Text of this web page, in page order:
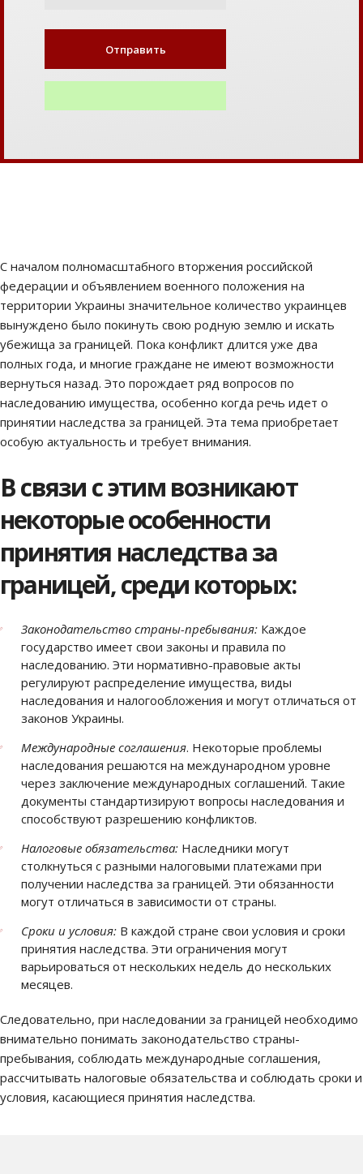
С началом полномасштабного вторжения российской
федерации и объявлением военного положения на
территории Украины значительное количество украинцев
вынуждено было покинуть свою родную землю и искать
убежища за границей. Пока конфликт длится уже два
полных года, и многие граждане не имеют возможности
вернуться назад. Это порождает ряд вопросов по
наследованию имущества, особенно когда речь идет о
принятии наследства за границей. Эта тема приобретает
особую актуальность и требует внимания.
В связи с этим возникают
некоторые особенности
принятия наследства за
границей, среди которых:
Законодательство страны-пребывания: Каждое
государство имеет свои законы и правила по
наследованию. Эти нормативно-правовые акты
регулируют распределение имущества, виды
наследования и налогообложения и могут отличаться от
законов Украины.
Международные соглашения. Некоторые проблемы
наследования решаются на международном уровне
через заключение международных соглашений. Такие
документы стандартизируют вопросы наследования и
способствуют разрешению конфликтов.
Налоговые обязательства: Наследники могут
столкнуться с разными налоговыми платежами при
получении наследства за границей. Эти обязанности
могут отличаться в зависимости от страны.
Сроки и условия: В каждой стране свои условия и сроки
принятия наследства. Эти ограничения могут
варьироваться от нескольких недель до нескольких
месяцев.
Следовательно, при наследовании за границей необходимо
внимательно понимать законодательство страны-
пребывания, соблюдать международные соглашения,
рассчитывать налоговые обязательства и соблюдать сроки и
условия, касающиеся принятия наследства.